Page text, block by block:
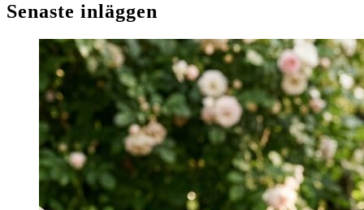
Senaste inläggen